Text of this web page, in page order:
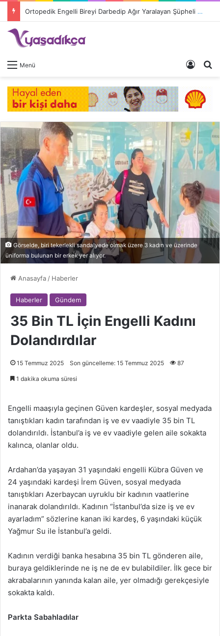
Ortopedik Engelli Bireyi Darbedip Ağır Yaralayan Şüpheli Tutuklandı
Menü Giriş
Görselde, biri tekerlekli sandalyede olmak üzere 3 kadın ve üzerinde
üniforma bulunan bir erkek yer alıyor.
Anasayfa / Haberler
Haberler Gündem
35 Bin TL İçin Engelli Kadını
Dolandırdılar
15 Temmuz 2025 Son güncelleme: 15 Temmuz 2025 87
1 dakika okuma süresi
Engelli maaşıyla geçinen Güven kardeşler, sosyal medyada
tanıştıkları kadın tarafından iş ve ev vaadiyle 35 bin TL
dolandırıldı. İstanbul’a iş ve ev vaadiyle gelen aile sokakta
kalınca, olanlar oldu.
Ardahan’da yaşayan 31 yaşındaki engelli Kübra Güven ve
24 yaşındaki kardeşi İrem Güven, sosyal medyada
tanıştıkları Azerbaycan uyruklu bir kadının vaatlerine
inanarak dolandırıldı. Kadının “İstanbul’da size iş ve ev
ayarladım” sözlerine kanan iki kardeş, 6 yaşındaki küçük
Yağmur Su ile İstanbul’a geldi.
Kadının verdiği banka hesabına 35 bin TL gönderen aile,
buraya geldiklerinde ne iş ne de ev bulabildiler. İlk gece bir
akrabalarının yanında kalan aile, yer olmadığı gerekçesiyle
sokakta kaldı.
Parkta Sabahladılar